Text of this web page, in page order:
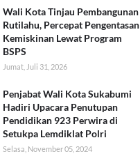
Wali Kota Tinjau Pembangunan
Rutilahu, Percepat Pengentasan
Kemiskinan Lewat Program
BSPS
Jumat, Juli 31, 2026
Penjabat Wali Kota Sukabumi
Hadiri Upacara Penutupan
Pendidikan 923 Perwira di
Setukpa Lemdiklat Polri
Selasa, November 05, 2024